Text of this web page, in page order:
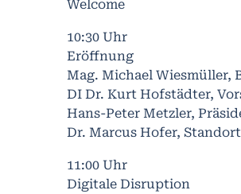
Welcome
10:30 Uhr
Eröffnung
Mag. Michael
DI Dr. Kurt Hofstädter,
Hans-Peter Metzler,
Dr. Marcus Hofer,
11:00 Uhr
Digitale Disruption